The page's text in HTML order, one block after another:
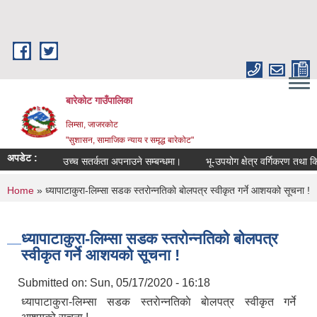
बारेकोट गाउँपालिका
लिम्सा, जाजरकोट
"सुशासन, सामाजिक न्याय र समृद्ध बारेकोट"
अपडेट : उच्च सतर्कता अपनाउने सम्बन्धमा। भू-उपयोग क्षेत्र वर्गिकरण तथा
You are here
Home » ध्यापाटाकुरा-लिम्सा सडक स्तराेन्नतिकाे बाेलपत्र स्वीकृत गर्ने आशयको सूचना !
ध्यापाटाकुरा-लिम्सा सडक स्तराेन्नतिकाे बाेलपत्र
स्वीकृत गर्ने आशयको सूचना !
Submitted on: Sun, 05/17/2020 - 16:18
ध्यापाटाकुरा-लिम्सा सडक स्तराेन्नतिकाे बाेलपत्र स्वीकृत गर्ने